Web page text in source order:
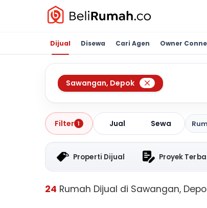
Dijual Disewa Cari Agen Owner
Sawangan, Depok
Filter 1 Jual Sewa
Properti Dijual Proyek
24 Rumah Dijual di Sawangan,